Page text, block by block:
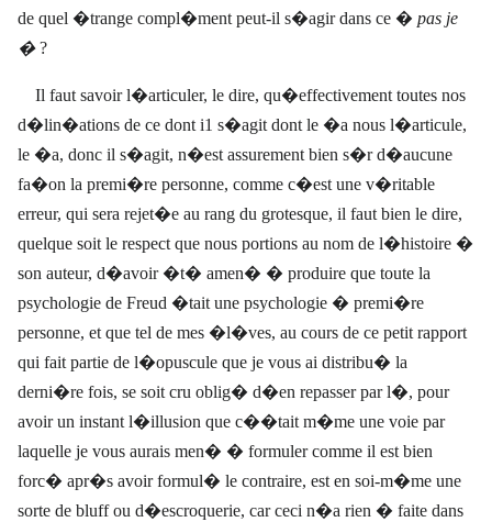
de quel �trange compl�ment peut-il s�agir dans ce � pas je
�?
Il faut savoir l�articuler, le dire, qu�effectivement toutes nos
d�lin�ations de ce dont i1 s�agit dont le �a nous l�articule,
le �a, donc il s�agit, n�est assurement bien s�r d�aucune
fa�on la premi�re personne, comme c�est une v�ritable
erreur, qui sera rejet�e au rang du grotesque, il faut bien le dire,
quelque soit le respect que nous portions au nom de l�histoire �
son auteur, d�avoir �t� amen� � produire que toute la
psychologie de Freud �tait une psychologie � premi�re
personne, et que tel de mes �l�ves, au cours de ce petit rapport
qui fait partie de l�opuscule que je vous ai distribu� la
derni�re fois, se soit cru oblig� d�en repasser par l�, pour
avoir un instant l�illusion que c��tait m�me une voie par
laquelle je vous aurais men� � formuler comme il est bien
forc� apr�s avoir formul� le contraire, est en soi-m�me une
sorte de bluff ou d�escroquerie, car ceci n�a rien � faite dans